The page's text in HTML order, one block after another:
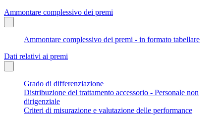
Ammontare complessivo dei premi
Ammontare complessivo dei premi - in formato tabellare
Dati relativi ai premi
Grado di differenziazione
Distribuzione del trattamento accessorio - Personale non
dirigenziale
Criteri di misurazione e valutazione delle performance